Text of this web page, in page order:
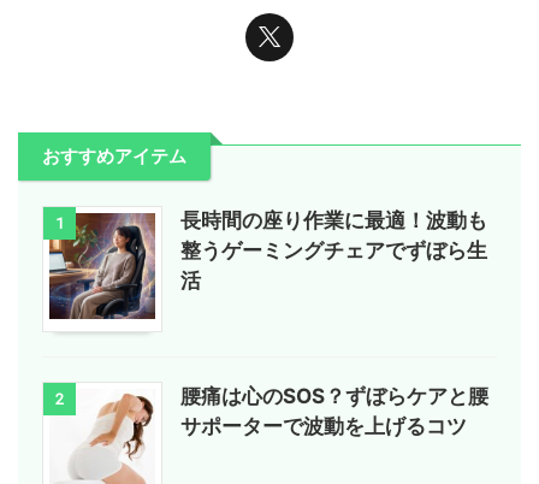
おすすめアイテム
1
長時間の座り作業に最適！波動も
整うゲーミングチェアでずぼら生
活
2
腰痛は心のSOS？ずぼらケアと腰
サポーターで波動を上げるコツ